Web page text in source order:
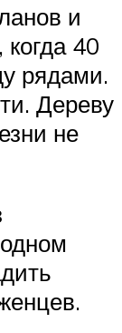
и
40
рядами.
Дереву
не